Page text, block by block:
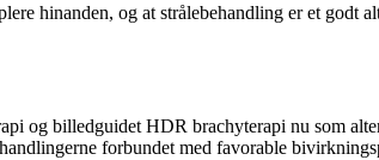
hinanden, og at strålebehandling er et
og billedguidet HDR brachyterapi nu som
forbundet med favorable